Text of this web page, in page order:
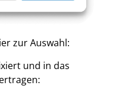
zur Auswahl:
und in das